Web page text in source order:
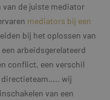
van de juiste mediator
mediators bij een
bij het oplossen van
arbeidsgerelateerd
conflict, een verschil
directieteam….. wij
van een